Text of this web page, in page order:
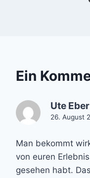
Ein
Ute
26. August
Man bekommt
von euren
gesehen habt.